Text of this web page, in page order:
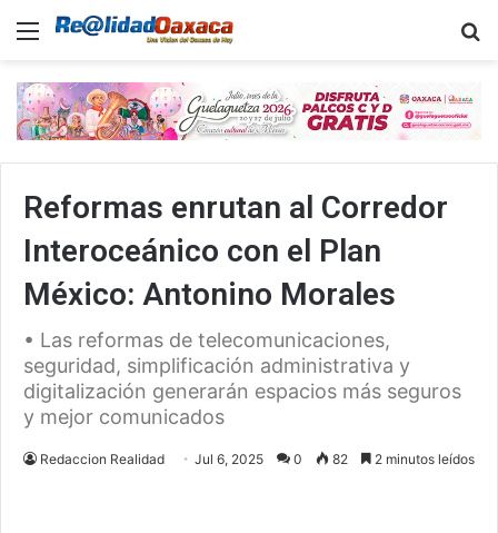
Menu
Reformas enrutan al Corredor
Interoceánico con el Plan
México: Antonino Morales
• Las reformas de telecomunicaciones,
seguridad, simplificación administrativa y
digitalización generarán espacios más seguros
y mejor comunicados
Redaccion Realidad Jul 6, 2025 0 82 2 minutos leídos